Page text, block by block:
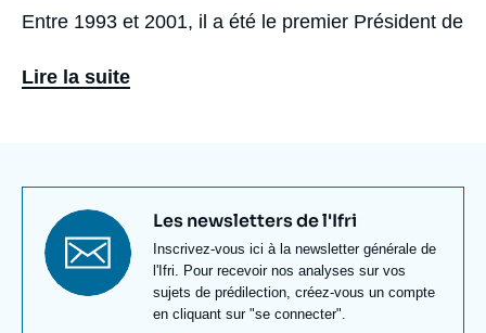
Entre 1993 et 2001, il a été le premier Président de
Il a été président du Centre franco-autrichien pour
Affaires étrangères (aujourd'hui CAPS), qu’il avait
été chargé de mettre en place par le ministre des
Affaires étrangères de l’époque, Michel Jobert. Il a
été professeur à l'École Polytechnique dont il a
présidé le département des sciences économiques
Lire la suite
Titre
newsletter
Les newsletters de l'Ifri
Texte
Newsletter
Inscrivez-vous ici à la newsletter générale de
l'Ifri. Pour recevoir nos analyses sur vos
sujets de prédilection, créez-vous un compte
en cliquant sur "se connecter".